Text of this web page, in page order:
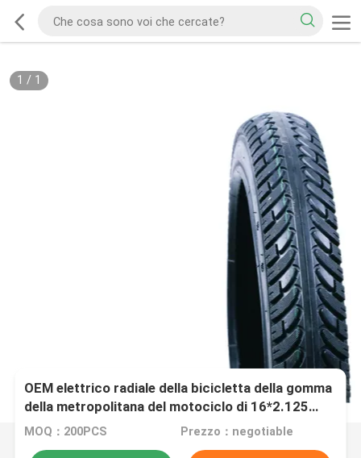
1 / 1
OEM elettrico radiale della bicicletta della gomma
della metropolitana del motociclo di 16*2.125
18*2.125 J902
MOQ：200PCS Prezzo：negotiable